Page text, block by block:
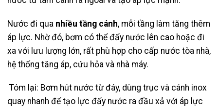
Nước đi qua nhiều tầng cánh, mỗi tầng làm tăng thêm
áp lực. Nhờ đó, bơm có thể đẩy nước lên cao hoặc đi
xa với lưu lượng lớn, rất phù hợp cho cấp nước tòa nhà,
hệ thống tăng áp, cứu hỏa và nhà máy.
Tóm lại: Bơm hút nước từ đáy, dùng trục và cánh inox
quay nhanh để tạo lực đẩy nước ra đầu xả với áp lực